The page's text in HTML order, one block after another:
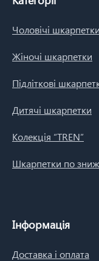
Чоловічі шкарпетки
Жіночі шкарпетки
Підліткові
Дитячі шкарпетки
Колекція “TREN”
Шкарпетки по
Інформація
Доставка і оплата